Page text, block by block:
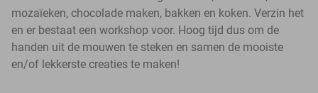
mozaïeken, chocolade maken, bakken en koken. Verzin het
en er bestaat een workshop voor. Hoog tijd dus om de
handen uit de mouwen te steken en samen de mooiste
en/of lekkerste creaties te maken!